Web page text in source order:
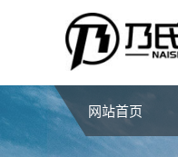
网站首页